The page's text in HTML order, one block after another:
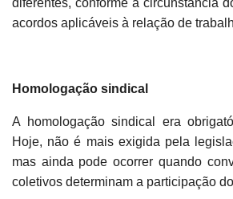
acordos aplicáveis à relação de
Homologação sindical
A homologação sindical era
Hoje, não é mais exigida pela
mas ainda pode ocorrer quando
coletivos determinam a participação